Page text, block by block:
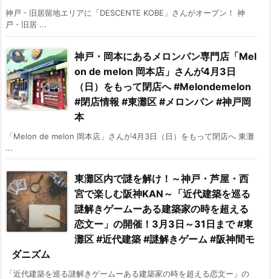
神戸・旧居留地エリアに「DESCENTE KOBE」さんがオープン！ 神
戸・旧居 ...
神戸・岡本にあるメロンパン専門店「Mel
on de melon 岡本店」さんが4月3日
（日）をもって閉店へ #Melondemelon
#閉店情報 #東灘区 #メロンパン #神戸岡
本
「Melon de melon 岡本店」さんが4月3日（日）をもって閉店へ 東灘
...
東灘区内で謎を解け！～神戸・芦屋・西
宮で楽しむ阪神KAN～「近代建築を巡る
謎解きゲームーある建築家の時を超える
恋文ー」の開催！3月3日～31日まで #東
灘区 #近代建築 #謎解きゲーム #阪神間モ
ダニズム
「近代建築を巡る謎解きゲームーある建築家の時を超える恋文ー」の